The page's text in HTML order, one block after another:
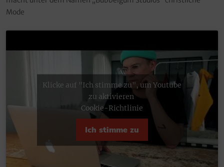
Mode
Klicke auf "Ich stimme zu", um Youtube
zu aktivieren
Cookie-Richtlinie
Ich stimme zu